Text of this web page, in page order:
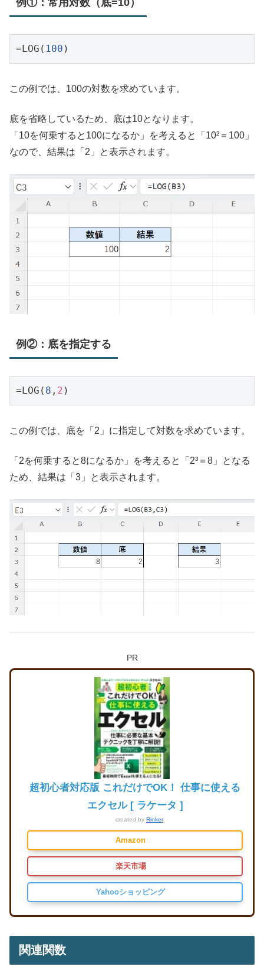
例①：常用対数（底=10）
=LOG( 100
この例では、100の対数を求めています。
底を省略しているため、底は10となります。
「10を何乗すると100になるか」を考えると「10²＝100」
なので、結果は「2」と表示されます。
例②：底を指定する
=LOG( 8 , 2
この例では、底を「2」に指定して対数を求めています。
「2を何乗すると8になるか」を考えると「2³＝8」となる
ため、結果は「3」と表示されます。
PR
超初心者対応版 これだけでOK！ 仕事に使える
エクセル [ ラケータ ]
created by Rinker
Amazon
楽天市場
Yahooショッピング
関連関数